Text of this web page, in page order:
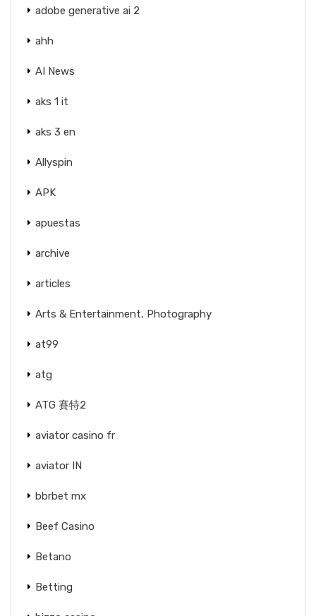
adobe generative ai 2
ahh
AI News
aks 1 it
aks 3 en
Allyspin
APK
apuestas
archive
articles
Arts & Entertainment, Photography
at99
atg
ATG 賽特2
aviator casino fr
aviator IN
bbrbet mx
Beef Casino
Betano
Betting